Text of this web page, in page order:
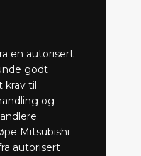
en autorisert
godt
krav til
og
Mitsubishi
autorisert